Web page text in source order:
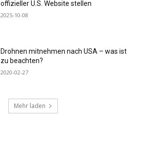
offizieller U.S. Website stellen
2025-10-08
Drohnen mitnehmen nach USA – was ist
zu beachten?
2020-02-27
Mehr laden